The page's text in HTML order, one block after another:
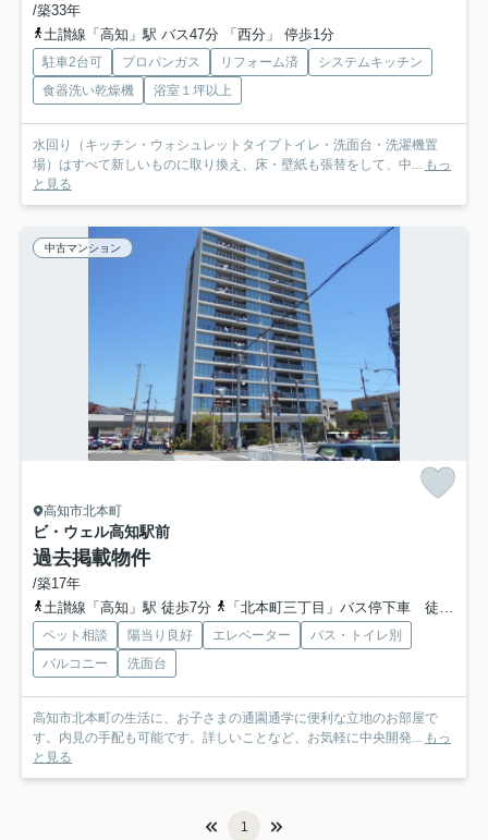
/築33年
土讃線「高知」駅 バス47分 「西分」 停歩1分
駐車2台可 プロパンガス リフォーム済
システムキッチン
食器洗い乾燥機
浴室１坪以上
水回り（キッチン・ウォシュレットタイプトイレ・洗面台・洗濯機置
場）はすべて新しいものに取り換え、床・壁紙も張替をして、中... もっ
と見る
中古マンション
高知市北本町
ビ・ウェル高知駅前
過去掲載物件
/築17年
土讃線「高知」駅 徒歩7分
「北本町三丁目」バス停下車 徒歩1分
ペット相談 陽当り良好 エレベーター
バス・トイレ別
バルコニー
洗面台
高知市北本町の生活に、お子さまの通園通学に便利な立地のお部屋で
す。内見の手配も可能です。詳しいことなど、お気軽に中央開発... もっ
と見る
1